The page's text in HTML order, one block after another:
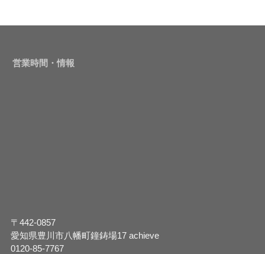
営業時間・情報
〒442-0857
愛知県豊川市八幡町鐘鋳場17 achieve
0120-85-7767